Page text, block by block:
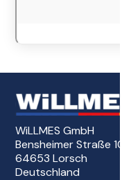
WiLLMES GmbH
Bensheimer Straße 101
64653 Lorsch
Deutschland